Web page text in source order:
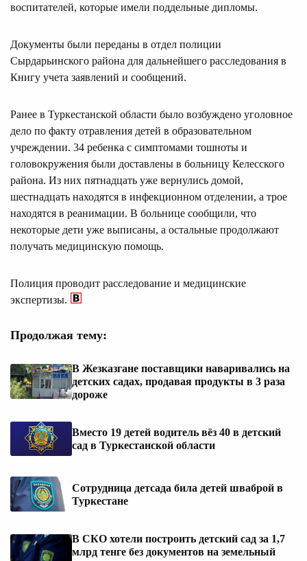
воспитателей, которые имели поддельные дипломы.
Документы были переданы в отдел полиции
Сырдарьинского района для дальнейшего расследования в
Книгу учета заявлений и сообщений.
Ранее в Туркестанской области было возбуждено уголовное
дело по факту отравления детей в образовательном
учреждении. 34 ребенка с симптомами тошноты и
головокружения были доставлены в больницу Келесского
района. Из них пятнадцать уже вернулись домой,
шестнадцать находятся в инфекционном отделении, а трое
находятся в реанимации. В больнице сообщили, что
некоторые дети уже выписаны, а остальные продолжают
получать медицинскую помощь.
Полиция проводит расследование и медицинские
экспертизы.
Продолжая тему:
В Жезказгане поставщики наваривались на
детских садах, продавая продукты в 3 раза
дороже
Вместо 19 детей водитель вёз 40 в детский
сад в Туркестанской области
Сотрудница детсада била детей шваброй в
Туркестане
В СКО хотели построить детский сад за 1,7
млрд тенге без документов на земельный